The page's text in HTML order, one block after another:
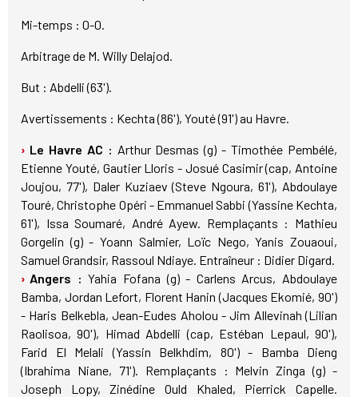
Mi-temps : 0-0.
Arbitrage de M. Willy Delajod.
But : Abdelli (63').
Avertissements : Kechta (86'), Youté (91') au Havre.
Le Havre AC : Arthur Desmas (g) - Timothée Pembélé,
Etienne Youté, Gautier Lloris - Josué Casimir (cap, Antoine
Joujou, 77'), Daler Kuziaev (Steve Ngoura, 61'), Abdoulaye
Touré, Christophe Opéri - Emmanuel Sabbi (Yassine Kechta,
61'), Issa Soumaré, André Ayew. Remplaçants : Mathieu
Gorgelin (g) - Yoann Salmier, Loïc Nego, Yanis Zouaoui,
Samuel Grandsir, Rassoul Ndiaye. Entraîneur : Didier Digard.
Angers : Yahia Fofana (g) - Carlens Arcus, Abdoulaye
Bamba, Jordan Lefort, Florent Hanin (Jacques Ekomié, 90')
- Haris Belkebla, Jean-Eudes Aholou - Jim Allevinah (Lilian
Raolisoa, 90'), Himad Abdelli (cap, Estéban Lepaul, 90'),
Farid El Melali (Yassin Belkhdim, 80') - Bamba Dieng
(Ibrahima Niane, 71'). Remplaçants : Melvin Zinga (g) -
Joseph Lopy, Zinédine Ould Khaled, Pierrick Capelle.